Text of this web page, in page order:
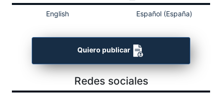
English Español (España)
Quiero publicar
Redes sociales